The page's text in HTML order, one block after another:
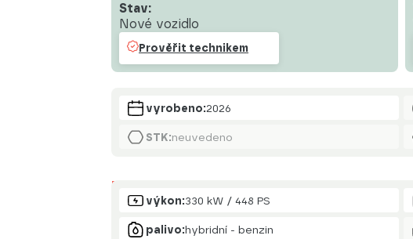
Stav:
Nové vozidlo
Prověřit technikem
vyrobeno:2026
STK:neuvedeno
Motor
výkon:330 kW / 448 PS
palivo:hybridní - benzin